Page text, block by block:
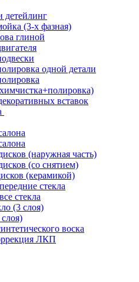
детейлинг
(3-х фазная)
глиной
одной детали
вставок
(наружная часть)
(со снятием)
(керамикой)
стекла
стекла
(3 слоя)
воска
ЛКП